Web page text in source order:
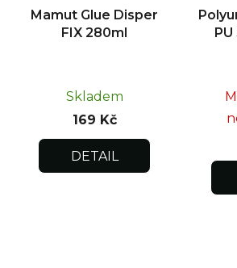
Mamut Glue Disper
FIX 280ml
Skladem
169 Kč
DETAIL